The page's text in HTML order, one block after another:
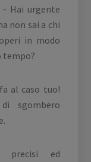
Hai urgente
non sai a chi
in modo
tempo?
al caso tuo!
sgombero
precisi ed